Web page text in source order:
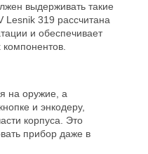
выдерживать такие
Lesnik 319 рассчитана
и обеспечивает
на оружие, а
и энкодеру,
корпуса. Это
прибор даже в